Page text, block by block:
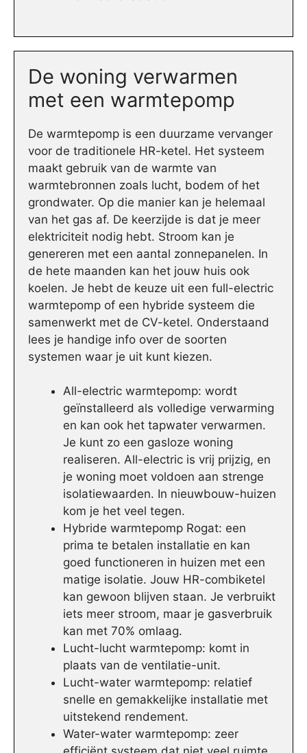
De woning verwarmen
met een warmtepomp
De warmtepomp is een duurzame vervanger
voor de traditionele HR-ketel. Het systeem
maakt gebruik van de warmte van
warmtebronnen zoals lucht, bodem of het
grondwater. Op die manier kan je helemaal
van het gas af. De keerzijde is dat je meer
elektriciteit nodig hebt. Stroom kan je
genereren met een aantal zonnepanelen. In
de hete maanden kan het jouw huis ook
koelen. Je hebt de keuze uit een full-electric
warmtepomp of een hybride systeem die
samenwerkt met de CV-ketel. Onderstaand
lees je handige info over de soorten
systemen waar je uit kunt kiezen.
All-electric warmtepomp: wordt
geïnstalleerd als volledige verwarming
en kan ook het tapwater verwarmen.
Je kunt zo een gasloze woning
realiseren. All-electric is vrij prijzig, en
je woning moet voldoen aan strenge
isolatiewaarden. In nieuwbouw-huizen
kom je het veel tegen.
Hybride warmtepomp Rogat: een
prima te betalen installatie en kan
goed functioneren in huizen met een
matige isolatie. Jouw HR-combiketel
kan gewoon blijven staan. Je verbruikt
iets meer stroom, maar je gasverbruik
kan met 70% omlaag.
Lucht-lucht warmtepomp: komt in
plaats van de ventilatie-unit.
Lucht-water warmtepomp: relatief
snelle en gemakkelijke installatie met
uitstekend rendement.
Water-water warmtepomp: zeer